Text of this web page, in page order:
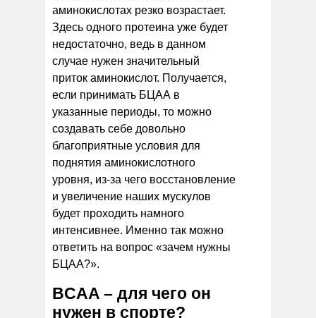
аминокислотах резко возрастает.
Здесь одного протеина уже будет
недостаточно, ведь в данном
случае нужен значительный
приток аминокислот. Получается,
если принимать БЦАА в
указанные периоды, то можно
создавать себе довольно
благоприятные условия для
поднятия аминокислотного
уровня, из-за чего восстановление
и увеличение наших мускулов
будет проходить намного
интенсивнее. Именно так можно
ответить на вопрос «зачем нужны
БЦАА?».
BCAA – для чего он
нужен в спорте?